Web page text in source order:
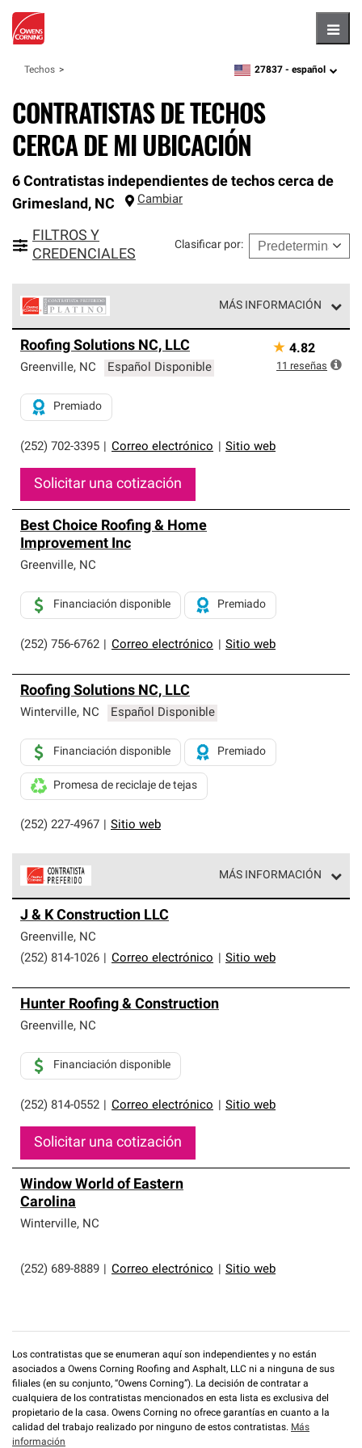
Techos zipcode,language
27837 - español
CONTRATISTAS DE TECHOS
CERCA DE MI UBICACIÓN
6 Contratistas independientes de techos cerca de
Grimesland, NC Cambiar
FILTROS Y
CREDENCIALES
Clasificar por:
MÁS INFORMACIÓN
Corning constituyen el nivel superior de nuestra red
exclusiva y cumplen con estándares estrictos de
Solo ellos pueden ofrecer nuestra mejor garantía de
sistemas de techos.
Roofing Solutions NC, LLC
Greenville, NC Español Disponible
(252) 702-3395 Correo electrónico Sitio web
Premiado
Solicitar una cotización
★ 4.82
11 reseñas
Best Choice Roofing & Home
Improvement Inc
Greenville, NC
(252) 756-6762 Correo electrónico Sitio web
Financiación disponible Premiado
Roofing Solutions NC, LLC
Winterville, NC Español Disponible
(252) 227-4967 Sitio web
Financiación disponible Premiado
Promesa de reciclaje de tejas
MÁS INFORMACIÓN
parte de una red exclusiva de profesionales de techos
que cumplen con altos estándares y requisitos estrictos
de profesionalismo y confiabilidad.
J & K Construction LLC
Greenville, NC
(252) 814-1026
Correo electrónico Sitio web
Hunter Roofing & Construction
Greenville, NC
(252) 814-0552 Correo electrónico Sitio web
Financiación disponible
Solicitar una cotización
Window World of Eastern
Carolina
Winterville, NC
(252) 689-8889 Correo electrónico Sitio web
Los contratistas que se enumeran aquí son independientes y no están
asociados a Owens Corning Roofing and Asphalt, LLC ni a ninguna de sus
filiales (en su conjunto, “Owens Corning”). La decisión de contratar a
cualquiera de los contratistas mencionados en esta lista es exclusiva del
propietario de la casa. Owens Corning no ofrece garantías en cuanto a la
calidad del trabajo realizado por ninguno de estos contratistas. Más
información